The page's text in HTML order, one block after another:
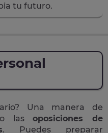
tu futuro.
Una manera de
lasoposiciones de
. Puedes preparar